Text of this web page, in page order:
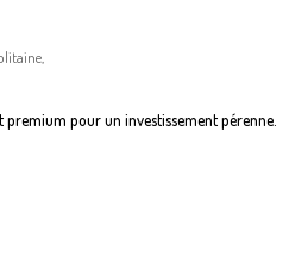
pour un investissement pérenne.